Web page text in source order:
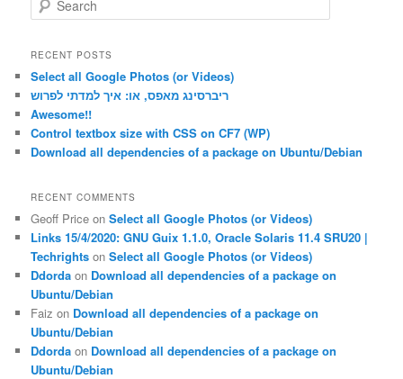
e
r
h
RECENT POSTS
Select all Google Photos (or Videos)
ריברסינג מאפס, או: איך למדתי לפרוש
Awesome!!
Control textbox size with CSS on CF7 (WP)
Download all dependencies of a package on Ubuntu/Debian
RECENT COMMENTS
Geoff Price onSelect all Google Photos (or Videos)
Links 15/4/2020: GNU Guix 1.1.0, Oracle Solaris 11.4 SRU20 |
Techrights onSelect all Google Photos (or Videos)
Ddorda on Download all dependencies of a package on
Ubuntu/Debian
Faiz on Download all dependencies of a package on
Ubuntu/Debian
Ddorda on Download all dependencies of a package on
Ubuntu/Debian